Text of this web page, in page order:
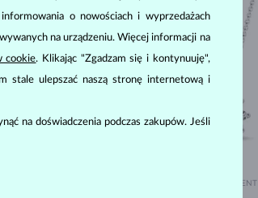
NIEBIESKI DIAMENT & DIAMENT
o nowościach i wyprzedażach
na urządzeniu. Więcej informacji na
cookie. Klikając "Zgadzam się i kontynuuję",
stale ulepszać naszą stronę internetową i
na doświadczenia podczas zakupów. Jeśli